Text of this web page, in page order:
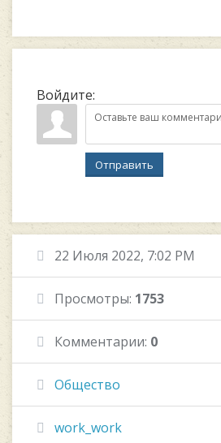
Войдите:
Отправить
22 Июля 2022, 7:02 PM
Просмотры: 1753
Комментарии: 0
Общество
work_work